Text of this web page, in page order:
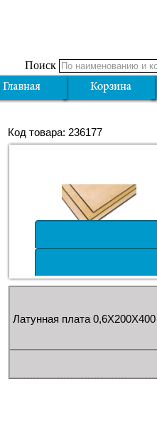
Поиск
Код товара: 236177
Латунная плата 0,6X200X400